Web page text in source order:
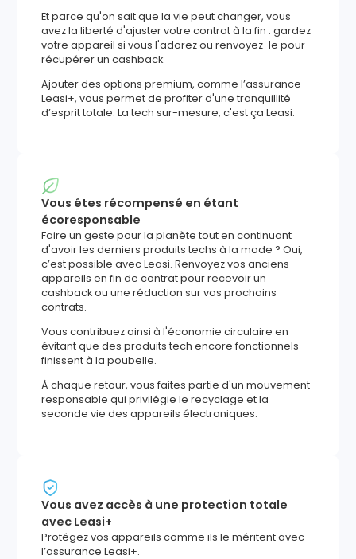
Et parce qu'on sait que la vie peut changer, vous
avez la liberté d'ajuster votre contrat à la fin : gardez
votre appareil si vous l'adorez ou renvoyez-le pour
récupérer un cashback.
Ajouter des options premium, comme l’assurance
Leasi+, vous permet de profiter d'une tranquillité
d’esprit totale. La tech sur-mesure, c'est ça Leasi.
Vous êtes récompensé en étant
écoresponsable
Faire un geste pour la planète tout en continuant
d'avoir les derniers produits techs à la mode ? Oui,
c’est possible avec Leasi. Renvoyez vos anciens
appareils en fin de contrat pour recevoir un
cashback ou une réduction sur vos prochains
contrats.
Vous contribuez ainsi à l'économie circulaire en
évitant que des produits tech encore fonctionnels
finissent à la poubelle.
À chaque retour, vous faites partie d'un mouvement
responsable qui privilégie le recyclage et la
seconde vie des appareils électroniques.
Vous avez accès à une protection totale
avec Leasi+
Protégez vos appareils comme ils le méritent avec
l’assurance Leasi+.